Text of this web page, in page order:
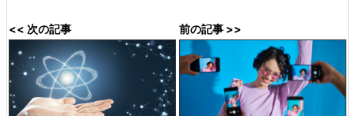
<< 次の記事 前の記事 >>